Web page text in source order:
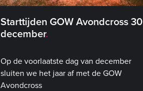
Starttijden GOW Avondcross 30
december
Op de voorlaatste dag van december
sluiten we het jaar af met de GOW
Avondcross